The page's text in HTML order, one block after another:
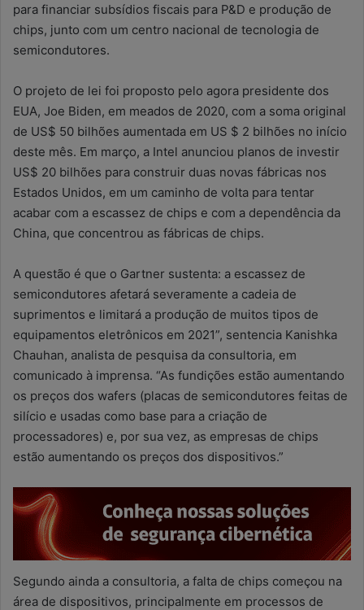
para financiar subsídios fiscais para P&D e produção de
chips, junto com um centro nacional de tecnologia de
semicondutores.
O projeto de lei foi proposto pelo agora presidente dos
EUA, Joe Biden, em meados de 2020, com a soma original
de US$ 50 bilhões aumentada em US $ 2 bilhões no início
deste mês. Em março, a Intel anunciou planos de investir
US$ 20 bilhões para construir duas novas fábricas nos
Estados Unidos, em um caminho de volta para tentar
acabar com a escassez de chips e com a dependência da
China, que concentrou as fábricas de chips.
A questão é que o Gartner sustenta: a escassez de
semicondutores afetará severamente a cadeia de
suprimentos e limitará a produção de muitos tipos de
equipamentos eletrônicos em 2021”, sentencia Kanishka
Chauhan, analista de pesquisa da consultoria, em
comunicado à imprensa. “As fundições estão aumentando
os preços dos wafers (placas de semicondutores feitas de
silício e usadas como base para a criação de
processadores) e, por sua vez, as empresas de chips
estão aumentando os preços dos dispositivos.”
Segundo ainda a consultoria, a falta de chips começou na
área de dispositivos, principalmente em processos de